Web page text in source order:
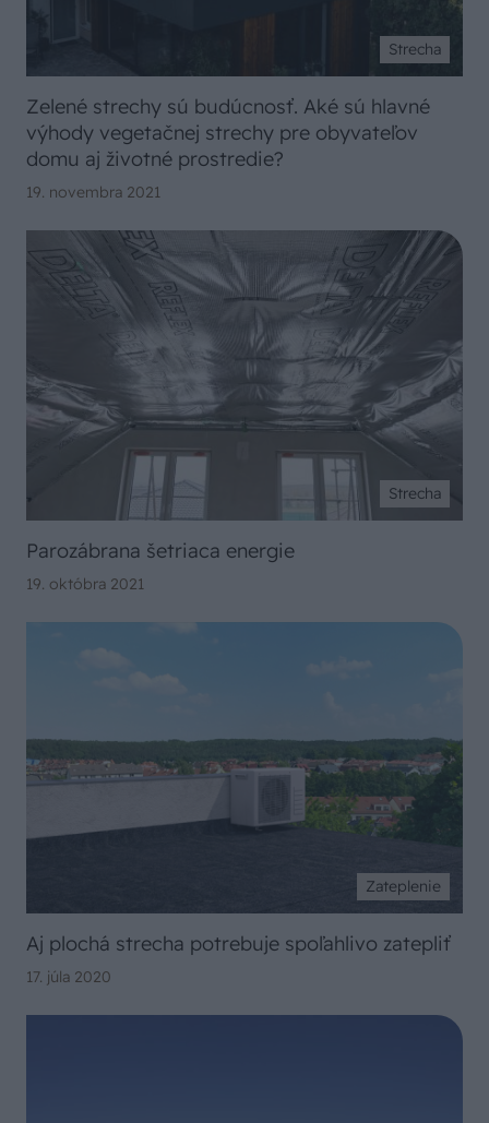
Strecha
Zelené strechy sú budúcnosť. Aké sú hlavné
výhody vegetačnej strechy pre obyvateľov
domu aj životné prostredie?
19. novembra 2021
Strecha
Parozábrana šetriaca energie
19. októbra 2021
Zateplenie
Aj plochá strecha potrebuje spoľahlivo zatepliť
17. júla 2020